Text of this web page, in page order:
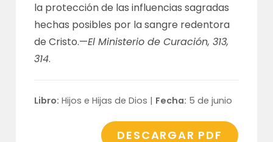
la protección de las influencias sagradas
hechas posibles por la sangre redentora
de Cristo.—El Ministerio de Curación, 313,
314.
Libro: Hijos e Hijas de Dios | Fecha: 5 de junio
DESCARGAR PDF